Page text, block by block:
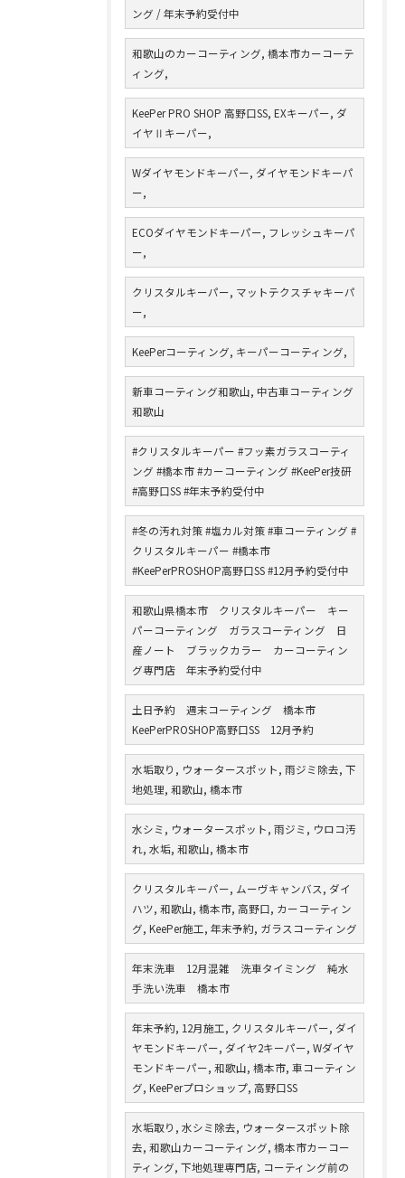
ング / 年末予約受付中
和歌山のカーコーティング, 橋本市カーコーテ
ィング,
KeePer PRO SHOP 高野口SS, EXキーパー, ダ
イヤⅡキーパー,
Wダイヤモンドキーパー, ダイヤモンドキーパ
ー,
ECOダイヤモンドキーパー, フレッシュキーパ
ー,
クリスタルキーパー, マットテクスチャキーパ
ー,
KeePerコーティング, キーパーコーティング,
新車コーティング和歌山, 中古車コーティング
和歌山
#クリスタルキーパー #フッ素ガラスコーティ
ング #橋本市 #カーコーティング #KeePer技研
#高野口SS #年末予約受付中
#冬の汚れ対策 #塩カル対策 #車コーティング #
クリスタルキーパー #橋本市
#KeePerPROSHOP高野口SS #12月予約受付中
和歌山県橋本市 クリスタルキーパー キー
パーコーティング ガラスコーティング 日
産ノート ブラックカラー カーコーティン
グ専門店 年末予約受付中
土日予約 週末コーティング 橋本市
KeePerPROSHOP高野口SS 12月予約
水垢取り, ウォータースポット, 雨ジミ除去, 下
地処理, 和歌山, 橋本市
水シミ, ウォータースポット, 雨ジミ, ウロコ汚
れ, 水垢, 和歌山, 橋本市
クリスタルキーパー, ムーヴキャンバス, ダイ
ハツ, 和歌山, 橋本市, 高野口, カーコーティン
グ, KeePer施工, 年末予約, ガラスコーティング
年末洗車 12月混雑 洗車タイミング 純水
手洗い洗車 橋本市
年末予約, 12月施工, クリスタルキーパー, ダイ
ヤモンドキーパー, ダイヤ2キーパー, Wダイヤ
モンドキーパー, 和歌山, 橋本市, 車コーティン
グ, KeePerプロショップ, 高野口SS
水垢取り, 水シミ除去, ウォータースポット除
去, 和歌山カーコーティング, 橋本市カーコー
ティング, 下地処理専門店, コーティング前の